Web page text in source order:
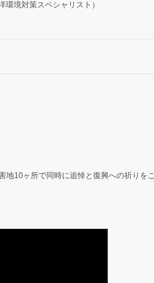
境対策スペシャリスト）
地10ヶ所で同時に追悼と復興への祈りをこ